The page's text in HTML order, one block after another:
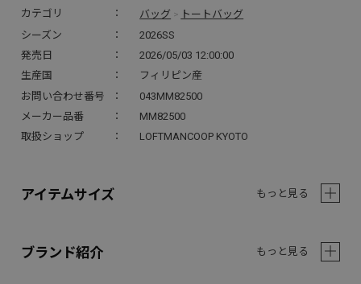
カテゴリ
バッグ > トートバッグ
シーズン
2026SS
発売日
2026/05/03 12:00:00
生産国
フィリピン産
お問い合わせ番号
043MM82500
メーカー品番
MM82500
取扱ショップ
LOFTMANCOOP KYOTO
アイテムサイズ もっと見る
ブランド紹介 もっと見る